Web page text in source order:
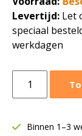
Levertijd: Let
speciaal
werkdagen
axiaal
Ø315Binnen 1–3